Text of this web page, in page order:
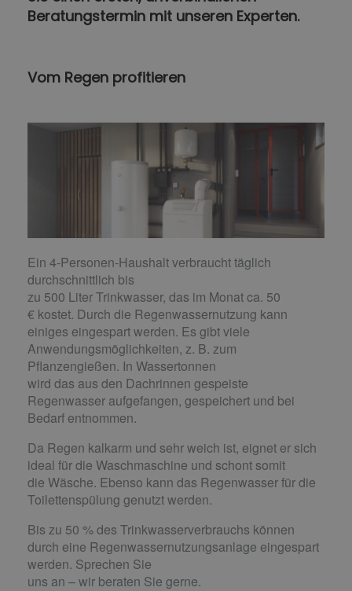
Beratungstermin mit unseren Experten.
Vom Regen profitieren
Ein 4-Personen-Haushalt verbraucht täglich
durchschnittlich bis
zu 500 Liter Trinkwasser, das im Monat ca. 50
€ kostet. Durch die Regenwassernutzung kann
einiges eingespart werden. Es gibt viele
Anwendungsmöglichkeiten, z. B. zum
Pflanzengießen. In Wassertonnen
wird das aus den Dachrinnen gespeiste
Regenwasser aufgefangen, gespeichert und bei
Bedarf entnommen.
Da Regen kalkarm und sehr weich ist, eignet er sich
ideal für die Waschmaschine und schont somit
die Wäsche. Ebenso kann das Regenwasser für die
Toilettenspülung genutzt werden.
Bis zu 50 % des Trinkwasserverbrauchs können
durch eine Regenwassernutzungsanlage eingespart
werden. Sprechen Sie
uns an – wir beraten Sie gerne.